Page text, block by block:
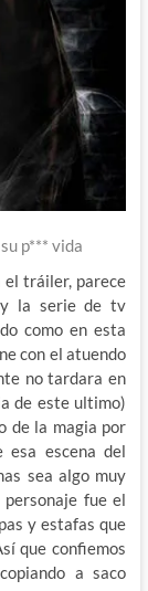
p*** vida
el tráiler, parece
y la serie de tv
como en esta
con el atuendo
no tardara en
de este ultimo)
de la magia por
escena del
sea algo muy
fue el
y estafas que
que confiemos
a saco